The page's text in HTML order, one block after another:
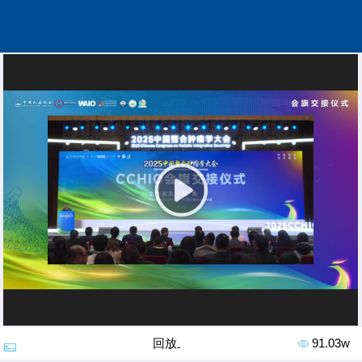
回放上线｜2025CCHIO会旗交接仪式
91.03w